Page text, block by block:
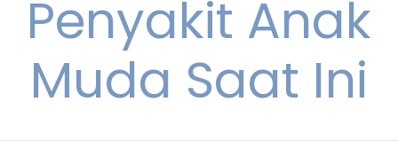
Penyakit Anak
Muda Saat Ini